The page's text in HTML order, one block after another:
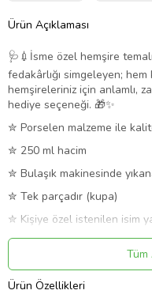
Ürün Açıklaması
🩺💉İsme özel hemşire
fedakârlığı simgeleyen;
hemşireleriniz için anlamlı,
hediye seçeneği. 🎁✨
✮ Porselen malzeme ile
✮ 250 ml hacim
✮ Bulaşık makinesinde
✮ Tek parçadır (kupa)
✮ Kişiye özel istenilen isim
✮ Kargoda kırılmaya karşı
✦
Görselde yer alan ahşap
değildir.
Tüm
Ürün Özellikleri